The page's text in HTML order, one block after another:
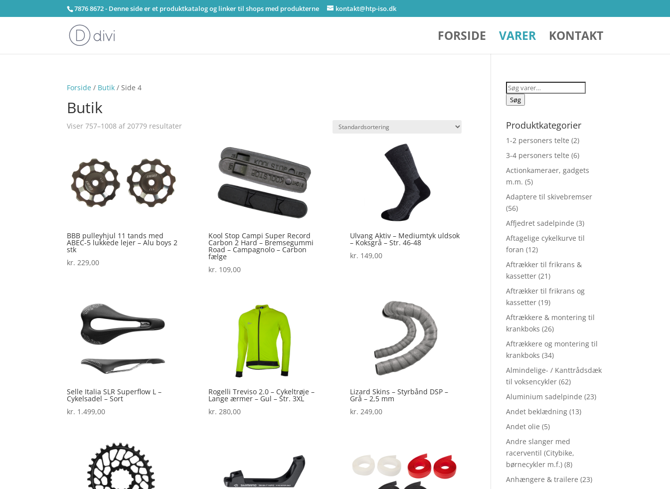
7876 8672 - Denne side er et produktkatalog og linker til shops med produkterne kontakt@htp-iso.dk
FORSIDE VARER KONTAKT
Forside / Butik / Side 4
Butik
Viser 757–1008 af 20779 resultater
BBB pulleyhjul 11 tands med
ABEC-5 lukkede lejer – Alu boys 2
stk
kr. 229,00
Kool Stop Campi Super Record
Carbon 2 Hard – Bremsegummi
Road – Campagnolo – Carbon
fælge
kr. 109,00
Ulvang Aktiv – Mediumtyk uldsok
– Koksgrå – Str. 46-48
kr. 149,00
Selle Italia SLR Superflow L –
Cykelsadel – Sort
kr. 1.499,00
Rogelli Treviso 2.0 – Cykeltrøje –
Lange ærmer – Gul – Str. 3XL
kr. 280,00
Lizard Skins – Styrbånd DSP –
Grå – 2,5 mm
kr. 249,00
Søg
efter:
Søg
Produktkategorier
1-2 personers telte (2)
3-4 personers telte (6)
Actionkameraer, gadgets
m.m. (5)
Adaptere til skivebremser
(56)
Affjedret sadelpinde (3)
Aftagelige cykelkurve til
foran (12)
Aftrækker til frikrans &
kassetter (21)
Aftrækker til frikrans og
kassetter (19)
Aftrækkere & montering til
krankboks (26)
Aftrækkere og montering til
krankboks (34)
Almindelige- / Kanttrådsdæk
til voksencykler (62)
Aluminium sadelpinde (23)
Andet beklædning (13)
Andet olie (5)
Andre slanger med
racerventil (Citybike,
børnecykler m.f.) (8)
Anhængere & trailere (23)